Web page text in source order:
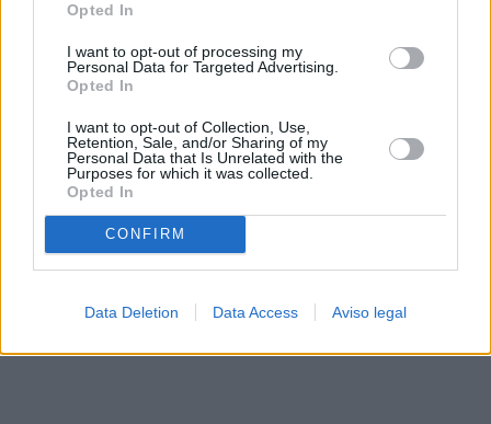
Opted In
I want to opt-out of processing my
Personal Data for Targeted Advertising.
Opted In
I want to opt-out of Collection, Use,
Retention, Sale, and/or Sharing of my
Personal Data that Is Unrelated with the
Purposes for which it was collected.
Opted In
CONFIRM
Data Deletion Data Access Aviso legal